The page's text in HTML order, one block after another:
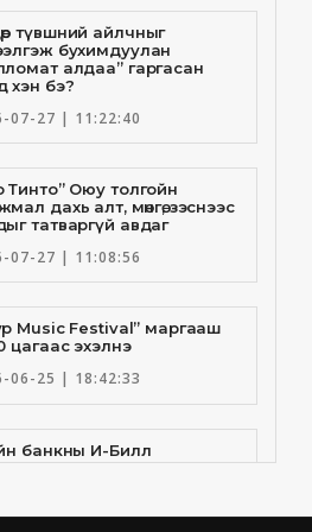
түвшний айлчныг
бухимдуулан
алдаа” гаргасан
хэн бэ?
07-27 | 11:22:40
Тинто” Оюу толгойн
дахь алт, мөнгө, зэснээс
татваргүй авдаг
07-27 | 11:08:56
Music Festival” маргааш
цагаас эхэлнэ
06-25 | 18:42:33
банкны И-Билл
Голомт банк
06-25 | 9:33:55